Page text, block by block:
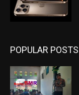
POPULAR POSTS